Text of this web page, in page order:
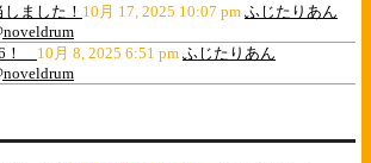
しました！ 10月 17, 2025 10:07 pm ふじたりあん
！ 10月 8, 2025 6:51 pm ふじたりあん